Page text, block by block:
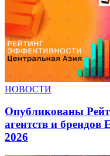
НОВОСТИ
Опубликованы
агентств и
2026